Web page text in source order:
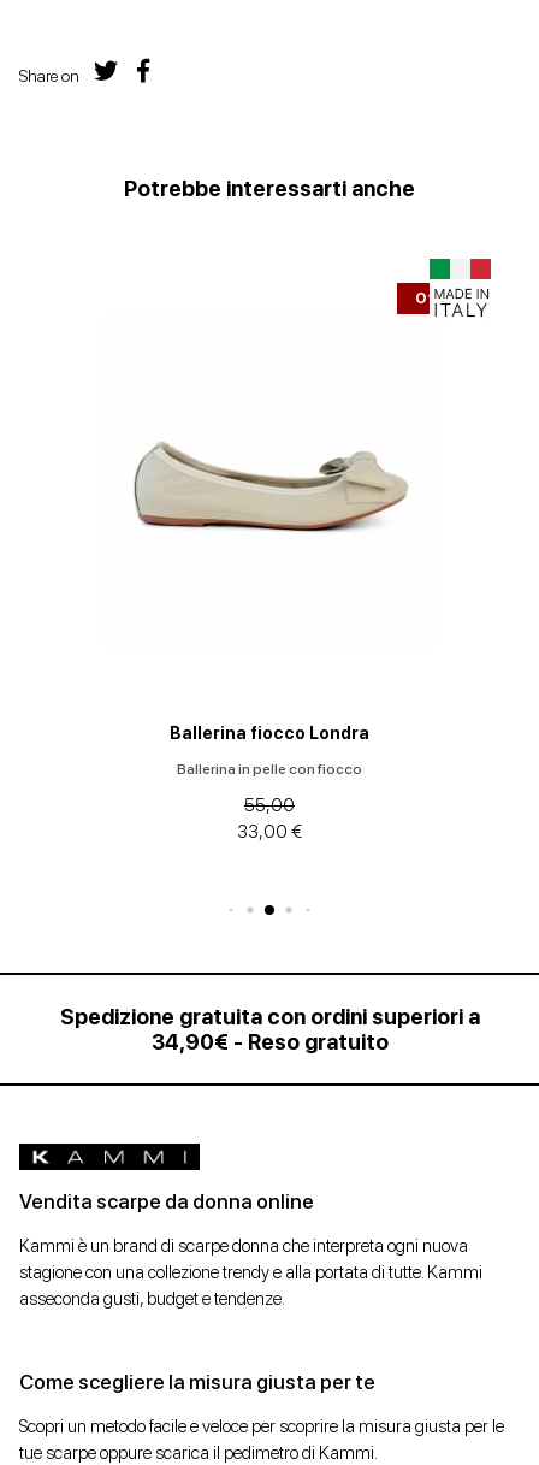
Share on
Potrebbe interessarti anche
Offerta
Ballerina fiocco Londra
Ballerina in pelle con fiocco
55,00
33,00 €
Spedizione gratuita con ordini superiori a
34,90€ - Reso gratuito
Vendita scarpe da donna online
Kammi è un brand di scarpe donna che interpreta ogni nuova
stagione con una collezione trendy e alla portata di tutte. Kammi
asseconda gusti, budget e tendenze.
Come scegliere la misura giusta per te
Scopri un metodo facile e veloce per scoprire la misura giusta per le
tue scarpe oppure scarica il pedimetro di Kammi.